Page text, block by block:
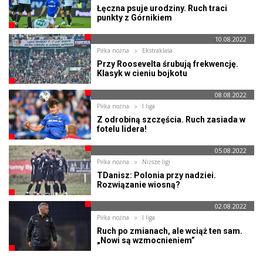
Łęczna psuje urodziny. Ruch traci
punkty z Górnikiem
10.08.2022
Piłka nożna Ekstraklasa
Przy Roosevelta śrubują frekwencję.
Klasyk w cieniu bojkotu
08.08.2022
Piłka nożna I liga
Z odrobiną szczęścia. Ruch zasiada w
fotelu lidera!
05.08.2022
Piłka nożna Niższe ligi
TDanisz: Polonia przy nadziei.
Rozwiązanie wiosną?
02.08.2022
Piłka nożna I liga
Ruch po zmianach, ale wciąż ten sam.
„Nowi są wzmocnieniem”